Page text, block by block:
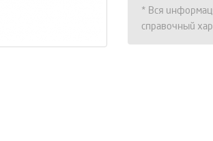
* Вся
справочный